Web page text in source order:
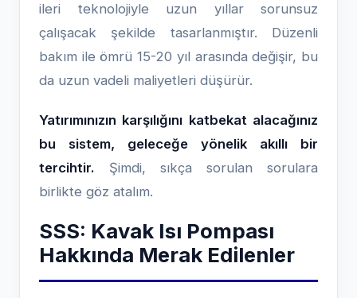
ileri teknolojiyle uzun yıllar sorunsuz
çalışacak şekilde tasarlanmıştır. Düzenli
bakım ile ömrü 15-20 yıl arasında değişir, bu
da uzun vadeli maliyetleri düşürür.
Yatırımınızın karşılığını katbekat alacağınız
bu sistem, geleceğe yönelik akıllı bir
tercihtir. Şimdi, sıkça sorulan sorulara
birlikte göz atalım.
SSS: Kavak Isı Pompası
Hakkında Merak Edilenler